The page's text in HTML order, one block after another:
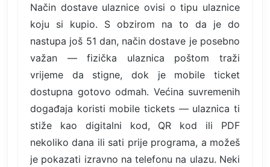
Način dostave ulaznice ovisi o tipu ulaznice
koju si kupio. S obzirom na to da je do
nastupa još 51 dan, način dostave je posebno
važan — fizička ulaznica poštom traži
vrijeme da stigne, dok je mobile ticket
dostupna gotovo odmah. Većina suvremenih
događaja koristi mobile tickets — ulaznica ti
stiže kao digitalni kod, QR kod ili PDF
nekoliko dana ili sati prije programa, a možeš
je pokazati izravno na telefonu na ulazu. Neki